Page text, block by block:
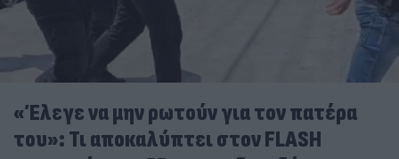
«Έλεγε να μην ρωτούν για τον πατέρα
του»: Τι αποκαλύπτει στον FLASH